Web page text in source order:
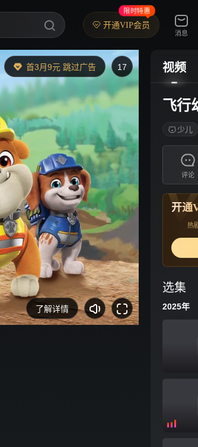
开通VIP会员
限时特惠
消息
17
首3月9元 跳过广告
了解详情
视频
飞行
少儿
评论
开通
热
选集
2025年